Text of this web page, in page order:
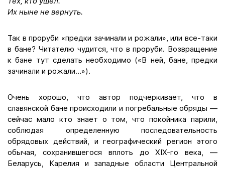
Их ныне не вернуть.
Так в проруби «предки зачинали и рожали», или все-таки
в бане? Читателю чудится, что в проруби. Возвращение
к бане тут сделать необходимо («В ней, бане, предки
зачинали и рожали…»).
Очень хорошо, что автор подчеркивает, что в
славянской бане происходили и погребальные обряды —
сейчас мало кто знает о том, что покойника парили,
соблюдая определенную последовательность
обрядовых действий, и географический регион этого
обычая, сохранившегося вплоть до XIX-го века, —
Беларусь, Карелия и западные области Центральной